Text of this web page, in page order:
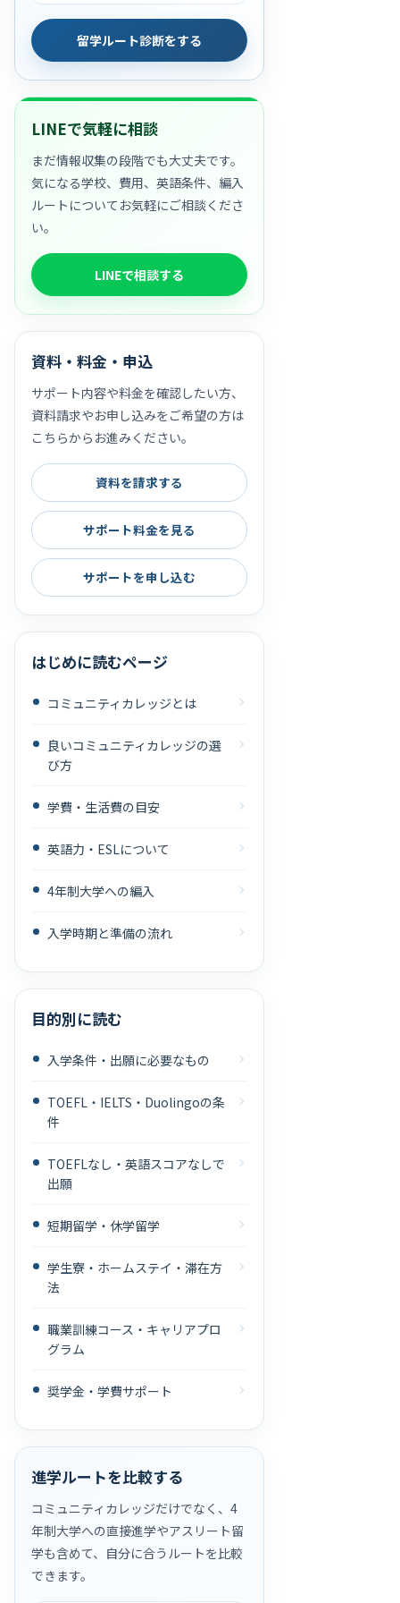
留学ルート診断をする
LINEで気軽に相談
まだ情報収集の段階でも大丈夫です。
気になる学校、費用、英語条件、編入
ルートについてお気軽にご相談くださ
い。
LINEで相談する
資料・料金・申込
サポート内容や料金を確認したい方、
資料請求やお申し込みをご希望の方は
こちらからお進みください。
資料を請求する
サポート料金を見る
サポートを申し込む
はじめに読むページ
コミュニティカレッジとは
良いコミュニティカレッジの選
び方
学費・生活費の目安
英語力・ESLについて
4年制大学への編入
入学時期と準備の流れ
目的別に読む
入学条件・出願に必要なもの
TOEFL・IELTS・Duolingoの条
件
TOEFLなし・英語スコアなしで
出願
短期留学・休学留学
学生寮・ホームステイ・滞在方
法
職業訓練コース・キャリアプロ
グラム
奨学金・学費サポート
進学ルートを比較する
コミュニティカレッジだけでなく、4
年制大学への直接進学やアスリート留
学も含めて、自分に合うルートを比較
できます。